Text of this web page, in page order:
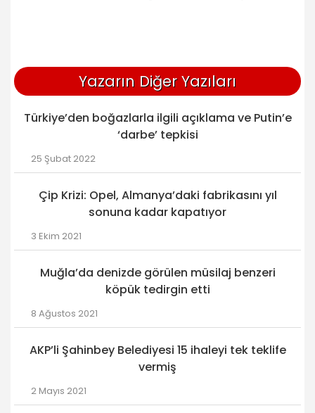
Yazarın Diğer Yazıları
Türkiye’den boğazlarla ilgili açıklama ve Putin’e
‘darbe’ tepkisi
25 Şubat 2022
Çip Krizi: Opel, Almanya’daki fabrikasını yıl
sonuna kadar kapatıyor
3 Ekim 2021
Muğla’da denizde görülen müsilaj benzeri
köpük tedirgin etti
8 Ağustos 2021
AKP’li Şahinbey Belediyesi 15 ihaleyi tek teklife
vermiş
2 Mayıs 2021